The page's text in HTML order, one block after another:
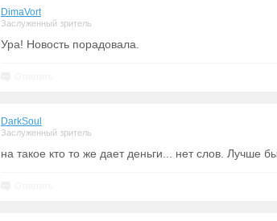
DimaVort
Заслуженный зритель
Ура! Новость порадовала.
DarkSoul
Заслуженный зритель
на такое кто то же дает деньги... нет слов. Лучше